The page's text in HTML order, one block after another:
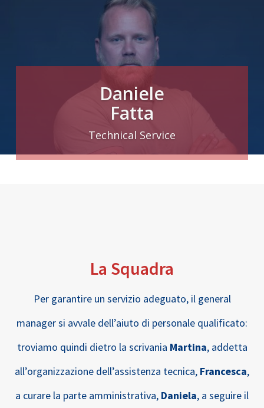
Daniele
Fatta
Technical Service
La Squadra
Per garantire un servizio adeguato, il general
manager si avvale dell’aiuto di personale qualificato:
troviamo quindi dietro la scrivania Martina, addetta
all’organizzazione dell’assistenza tecnica, Francesca,
a curare la parte amministrativa, Daniela, a seguire il